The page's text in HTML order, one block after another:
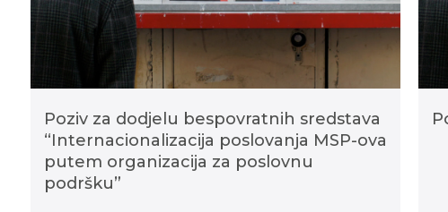
Poziv za dodjelu bespovratnih sredstava
“Internacionalizacija poslovanja MSP-ova
putem organizacija za poslovnu
podršku”